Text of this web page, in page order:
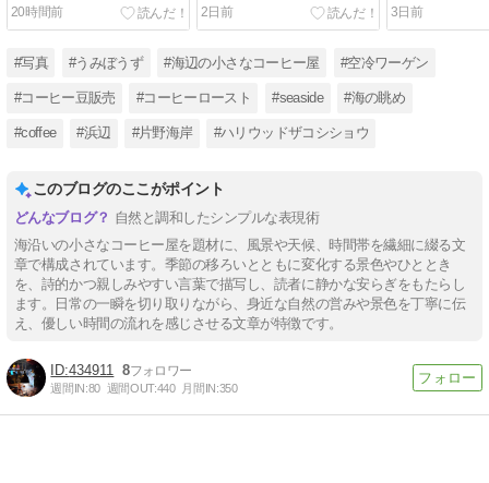
20時間前 2日前 3日前
#写真 #うみぼうず #海辺の小さなコーヒー屋 #空冷ワーゲン
#コーヒー豆販売 #コーヒーロースト #seaside #海の眺め
#coffee #浜辺 #片野海岸 #ハリウッドザコシショウ
このブログのここがポイント
自然と調和したシンプルな表現術
海沿いの小さなコーヒー屋を題材に、風景や天候、時間帯を繊細に綴る文
章で構成されています。季節の移ろいとともに変化する景色やひととき
を、詩的かつ親しみやすい言葉で描写し、読者に静かな安らぎをもたらし
ます。日常の一瞬を切り取りながら、身近な自然の営みや景色を丁寧に伝
え、優しい時間の流れを感じさせる文章が特徴です。
434911 8
週間IN:80 週間OUT:440 月間IN:350